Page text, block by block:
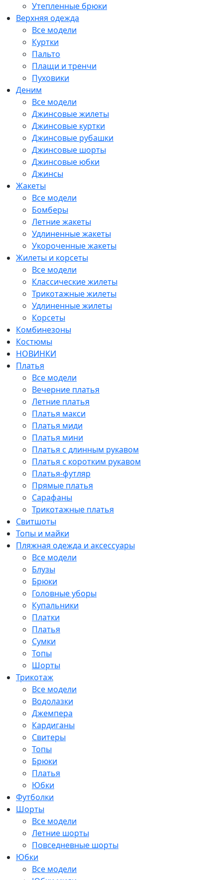
Утепленные брюки
Верхняя одежда
Все модели
Куртки
Пальто
Плащи и тренчи
Пуховики
Деним
Все модели
Джинсовые жилеты
Джинсовые куртки
Джинсовые рубашки
Джинсовые шорты
Джинсовые юбки
Джинсы
Жакеты
Все модели
Бомберы
Летние жакеты
Удлиненные жакеты
Укороченные жакеты
Жилеты и корсеты
Все модели
Классические жилеты
Трикотажные жилеты
Удлиненные жилеты
Корсеты
Комбинезоны
Костюмы
НОВИНКИ
Платья
Все модели
Вечерние платья
Летние платья
Платья макси
Платья миди
Платья мини
Платья с длинным рукавом
Платья с коротким рукавом
Платья-футляр
Прямые платья
Сарафаны
Трикотажные платья
Свитшоты
Топы и майки
Пляжная одежда и аксессуары
Все модели
Блузы
Брюки
Головные уборы
Купальники
Платки
Платья
Сумки
Топы
Шорты
Трикотаж
Все модели
Водолазки
Джемпера
Кардиганы
Свитеры
Топы
Брюки
Платья
Юбки
Футболки
Шорты
Все модели
Летние шорты
Повседневные шорты
Юбки
Все модели